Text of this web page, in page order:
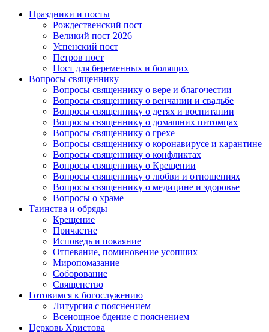
Праздники и посты
Рождественский пост
Великий пост 2026
Успенский пост
Петров пост
Пост для беременных и болящих
Вопросы священнику
Вопросы священнику о вере и благочестии
Вопросы священнику о венчании и свадьбе
Вопросы священнику о детях и воспитании
Вопросы священнику о домашних питомцах
Вопросы священнику о грехе
Вопросы священнику о коронавирусе и карантине
Вопросы священнику о конфликтах
Вопросы священнику о Крещении
Вопросы священнику о любви и отношениях
Вопросы священнику о медицине и здоровье
Вопросы о храме
Таинства и обряды
Крещение
Причастие
Исповедь и покаяние
Отпевание, поминовение усопших
Миропомазание
Соборование
Священство
Готовимся к богослужению
Литургия с пояснением
Всенощное бдение с пояснением
Церковь Христова